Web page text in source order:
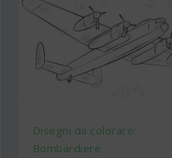
Disegni da colorare:
Bombardiere